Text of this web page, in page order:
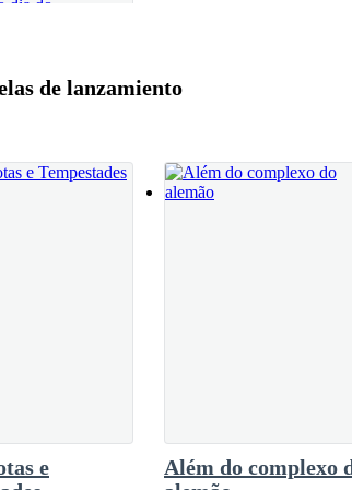
meu bilhete e foi 000, 985, 864, 068. Acabei de
de lanzamiento
e
Além do complexo